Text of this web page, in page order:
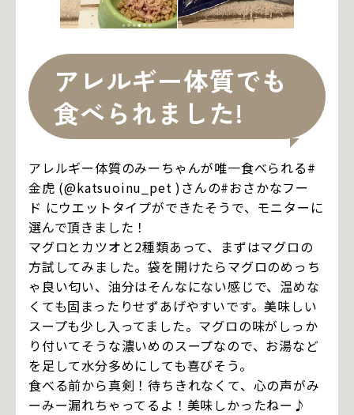
アレルギー体質でも
食べられました!
アレルギー体質のみーちゃんが唯一食べられる#
金虎 (@katsuoinu_pet )さんの#おさかなフー
ド にウエットタイプができたそうで、モニターに
選んで頂きました！
マグロとカツオと2種類あって、まずはマグロの
方試してみました。袋を開けたらマグロのめっち
ゃ良い匂い、油分はそんなにない感じで、温めな
くても固まったりせずあげやすいです。美味しい
スープも少し入ってました。マグロの味がしっか
り付いてそうな濃いめのスープなので、お湯など
を足して水分多めにしても喜びそう。
食べる前から真剣！待ちきれなくて、心の声がみ
ーみー漏れちゃってるよ！美味しかったねー♪